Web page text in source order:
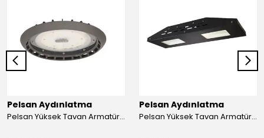
Pelsan Aydınlatma
Pelsan Yüksek Tavan Armatürü Monte G2
Pelsan Aydınlatma
Pelsan Yüksek Tavan Armatürü Salto